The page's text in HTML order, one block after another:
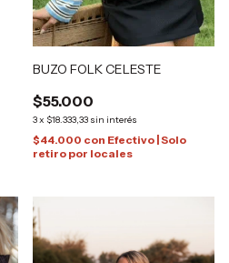
BUZO FOLK CELESTE
$55.000
3x $18.333,33 sin interés
$44.000 con Efectivo | Solo
retiro por locales